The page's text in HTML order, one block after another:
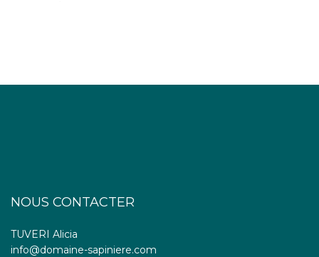
NOUS CONTACTER
TUVERI Alicia
info@domaine-sapiniere.com